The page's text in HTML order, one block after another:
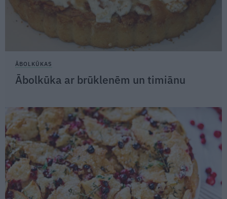
ĀBOLKŪKAS
Ābolkūka ar brūklenēm un timiānu